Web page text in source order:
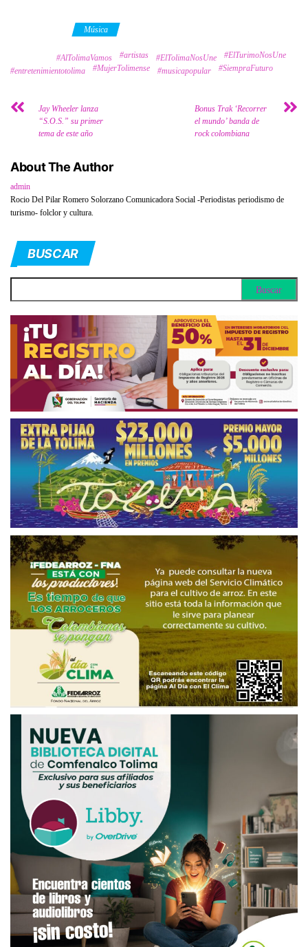
Música
#AlTolimaVamos #artistas #ElTolimaNosUne
#ElTurimoNosUne
#entretenimientotolima
#MujerTolimense #musicapopular #SiempraFuturo
Jay Wheeler lanza
“S.O.S.” su primer
tema de este año
Bonus Trak ‘Recorrer
el mundo’ banda de
rock colombiana
About The Author
admin
Rocio Del Pilar Romero Solorzano Comunicadora Social -Periodistas periodismo de
turismo- folclor y cultura.
BUSCAR